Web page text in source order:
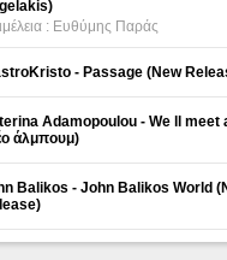
: Ευθύμης Παράς
- Passage (New
Adamopoulou - We ll meet
άλμπουμ)
Balikos - John Balikos World